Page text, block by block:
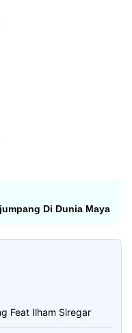
Di Dunia Maya
Feat Ilham Siregar